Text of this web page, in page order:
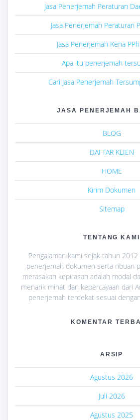
Jasa Penerjemah Peraturan
Jasa Penerjemah Peraturan
Jasa Penerjemah Kena
Apa itu penerjemah
Cari Jasa Penerjemah
JASA PENERJEMAH
BLOG
DAFTAR KLIEN
HOME
Kirim Dokumen
Sitemap
TENTANG KAMI
Pengalaman kami sejak tahun
penerjemah dokumen serta ribuan
merasakan kepuasan adalah modal
menarik minat dan kepercayaan dari
penerjemah terdekat sesuai
KOMENTAR
ARSIP
Agustus 2026
Juli 2026
Agustus 2025